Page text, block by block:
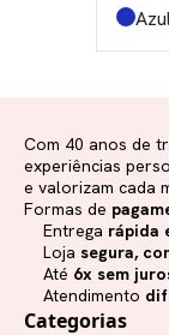
Com 40 anos de
experiências
e valorizam cada
Formas de
Entrega rápida
Loja segura,
Até 6x sem
Atendimento
Categorias